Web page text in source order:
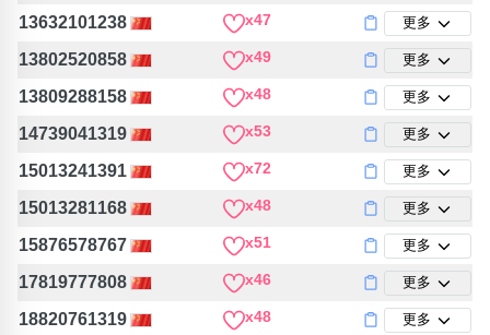
基本分類
包含數字
次數分類
五行
清除全部分類
搜尋
13632101238 x47 更多
13802520858 x49 更多
13809288158 x48 更多
14739041319 x53 更多
15013241391 x72 更多
15013281168 x48 更多
15876578767 x51 更多
17819777808 x46 更多
18820761319 x48 更多